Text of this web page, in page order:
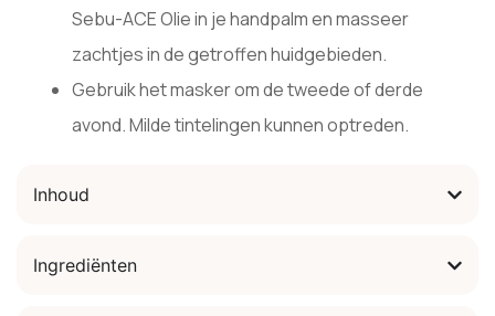
Sebu-ACE Olie in je handpalm en masseer
zachtjes in de getroffen huidgebieden.
Gebruik het masker om de tweede of derde
avond. Milde tintelingen kunnen optreden.
Inhoud
Ingrediënten